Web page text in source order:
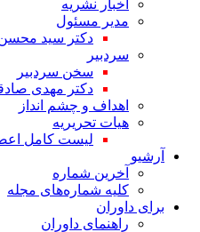
اخبار نشریه
مدیر مسئول
دکتر سید
سردبیر
سخن سردبیر
دکتر مهدی
اهداف و چشم انداز
هیات تحریریه
لیست کامل
آرشیو
آخرین شماره
کلیه شماره‌های مجله
برای داوران
راهنمای داوران